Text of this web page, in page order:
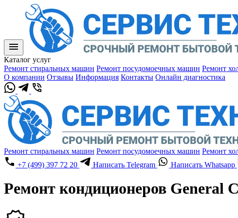
Каталог услуг
Ремонт стиральных машин Ремонт посудомоечных машин Ремонт
О компании Отзывы Информация Контакты Онлайн диагностика
Ремонт стиральных машин Ремонт посудомоечных машин Ремонт
+7 (499) 397 72 20
Написать Telegram Написать Whatsapp
Ремонт кондиционеров General